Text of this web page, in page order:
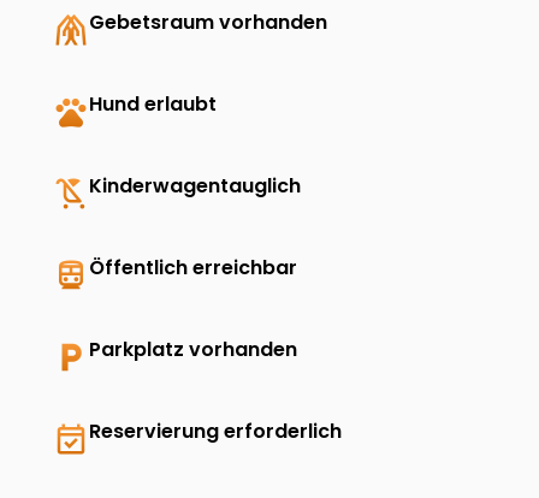
folded_handsGebetsraum vorhanden
petsHund erlaubt
child_friendlyKinderwagentauglich
directions_transit Öffentlich erreichbar
local_parking Parkplatz vorhanden
event_availableReservierung erforderlich